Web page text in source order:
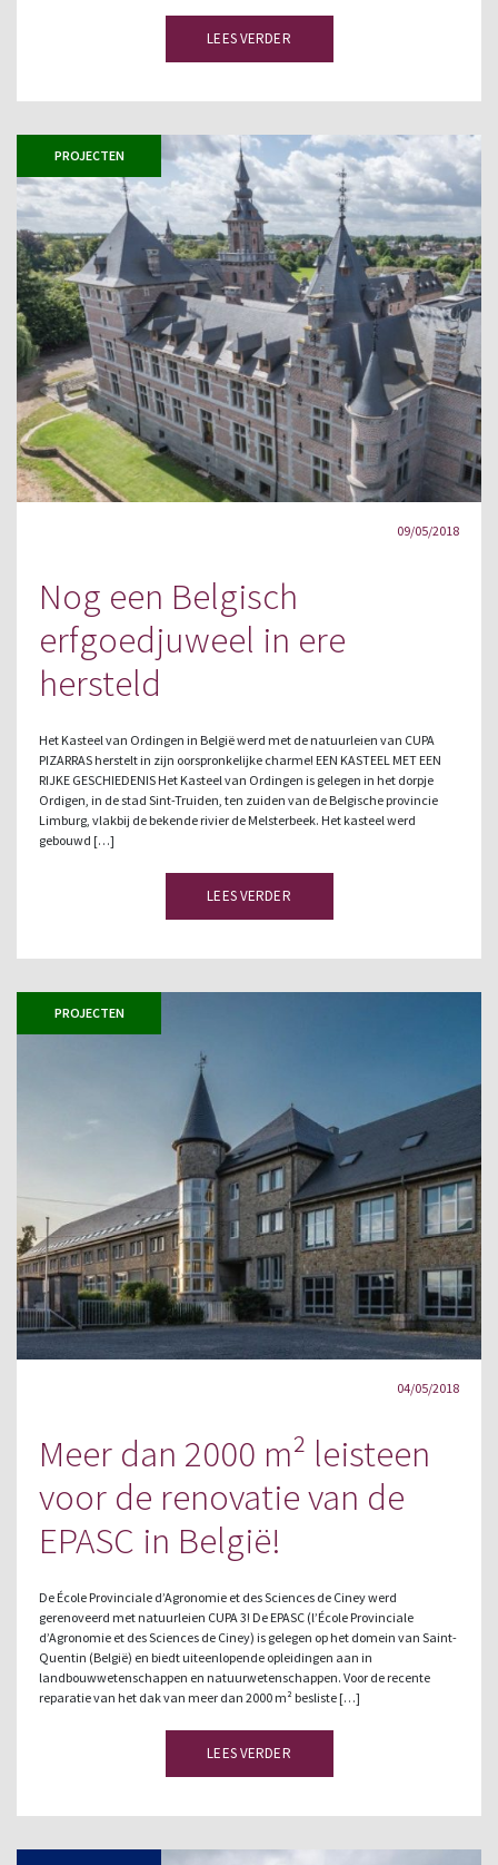
LEES VERDER
PROJECTEN
09/05/2018
Nog een Belgisch
erfgoedjuweel in ere
hersteld
Het Kasteel van Ordingen in België werd met de natuurleien van CUPA
PIZARRAS herstelt in zijn oorspronkelijke charme! EEN KASTEEL MET EEN
RIJKE GESCHIEDENIS Het Kasteel van Ordingen is gelegen in het dorpje
Ordigen, in de stad Sint-Truiden, ten zuiden van de Belgische provincie
Limburg, vlakbij de bekende rivier de Melsterbeek. Het kasteel werd
gebouwd […]
LEES VERDER
PROJECTEN
04/05/2018
Meer dan 2000 m² leisteen
voor de renovatie van de
EPASC in België!
De École Provinciale d’Agronomie et des Sciences de Ciney werd
gerenoveerd met natuurleien CUPA 3! De EPASC (l’École Provinciale
d’Agronomie et des Sciences de Ciney) is gelegen op het domein van Saint-
Quentin (België) en biedt uiteenlopende opleidingen aan in
landbouwwetenschappen en natuurwetenschappen. Voor de recente
reparatie van het dak van meer dan 2000 m² besliste […]
LEES VERDER